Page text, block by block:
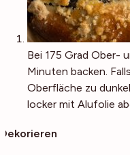
Bei 175 Grad Ober-
Minuten backen.
Oberfläche zu
locker mit Alufolie
Dekorieren